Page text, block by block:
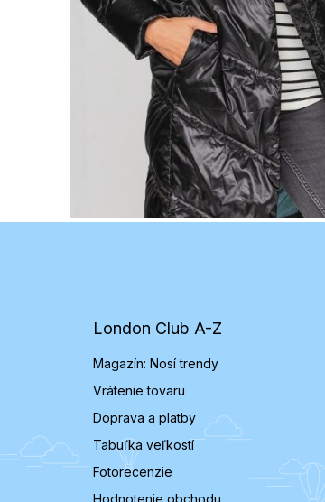
London Club A-Z
Magazín: Nosí trendy
Vrátenie tovaru
Doprava a platby
Tabuľka veľkostí
Fotorecenzie